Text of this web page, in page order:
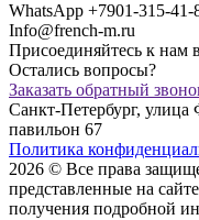
WhatsApp +7901-315-41-
Info@french-m.ru
Присоединяйтесь к нам
Остались вопросы?
Заказать обратный
Санкт-Петербург, улица
павильон 67
Политика
2026 © Все права
представленные на
пoлучения подрoбной